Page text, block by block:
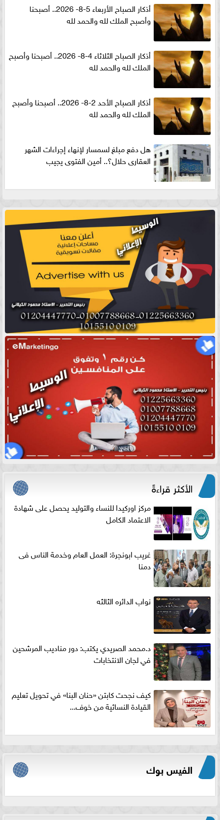
أذكار الصباح الأربعاء 5-8- 2026.. أصبحنا
وأصبح الملك لله والحمد لله
أذكار الصباح الثلاثاء 4-8- 2026.. أصبحنا وأصبح
الملك لله والحمد لله
أذكار الصباح الأحد 2-8- 2026.. أصبحنا وأصبح
الملك لله والحمد لله
هل دفع مبلغ لسمسار لإنهاء إجراءات الشهر
العقارى حلال؟.. أمين الفتوى يجيب
الأكثر قراءةً
مركز اوركيدا للنساء والتوليد يحصل على شهادة
الاعتماد الكامل
غريب ابونجرة: العمل العام وخدمة الناس فى
دمنا
نواب الدائره الثالثه
د.محمد الصريدي يكتب: دور مناديب المرشحين
في لجان الانتخابات
كيف نجحت كابتن «حنان البنا» في تحويل تعليم
القيادة النسائية من خوف...
الفيس بوك